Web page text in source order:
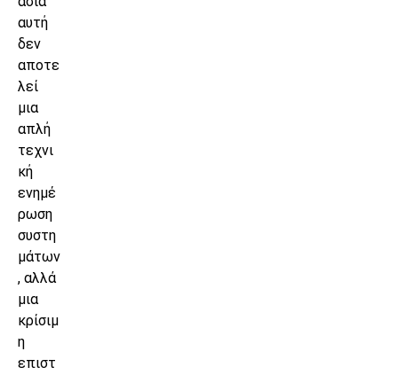
αυτή
δεν
αποτε
λεί
μια
απλή
τεχνι
κή
ενημέ
ρωση
συστη
μάτων
, αλλά
μια
κρίσιμ
η
επιστ